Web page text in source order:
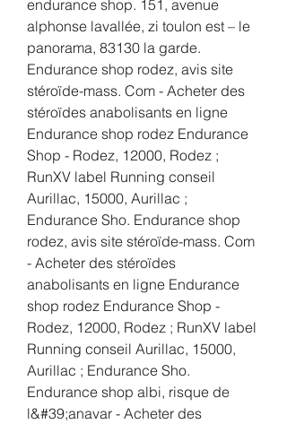
endurance shop. 151, avenue
alphonse lavallée, zi toulon est – le
panorama, 83130 la garde.
Endurance shop rodez, avis site
stéroïde-mass. Com - Acheter des
stéroïdes anabolisants en ligne
Endurance shop rodez Endurance
Shop - Rodez, 12000, Rodez ;
RunXV label Running conseil
Aurillac, 15000, Aurillac ;
Endurance Sho. Endurance shop
rodez, avis site stéroïde-mass. Com
- Acheter des stéroïdes
anabolisants en ligne Endurance
shop rodez Endurance Shop -
Rodez, 12000, Rodez ; RunXV label
Running conseil Aurillac, 15000,
Aurillac ; Endurance Sho.
Endurance shop albi, risque de
l&#39;anavar - Acheter des